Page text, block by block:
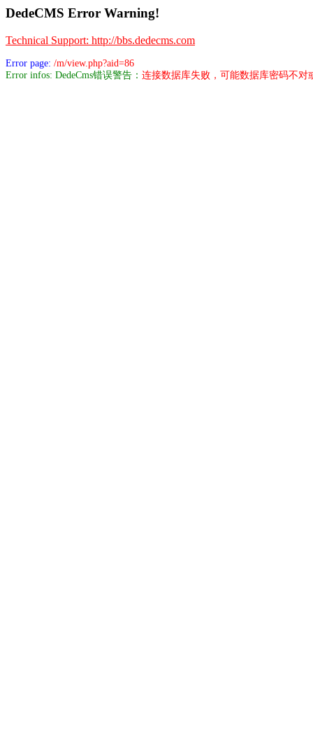
DedeCMS Error Warning!
Technical Support: http://bbs.dedecms.com
Error page: /m/view.php?aid=86
Error infos: DedeCms错误警告： 连接数据库失败，可能数据库密码不对